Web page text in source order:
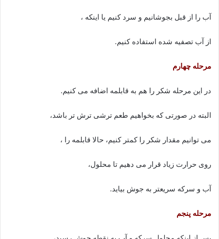
آب را از قبل بجوشانیم و سرد کنیم یا اینکه ،
از آب تصفیه شده استفاده کنیم.
مرحله چهارم
در این مرحله شکر را هم به قابلمه اضافه می کنیم.
البته در صورتی که بخواهیم طعم ترشی ترش تر باشد،
می توانیم مقدار شکر را کمتر کنیم، حالا قابلمه را ،
روی حرارت زیاد قرار می دهیم تا محلول،
آب و سرکه سریعتر به جوش بیاید.
مرحله پنجم